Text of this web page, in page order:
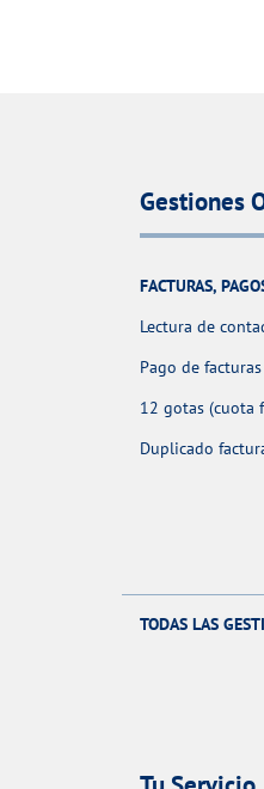
Gestiones
FACTURAS,
Lectura de
Pago de facturas
12 gotas (cuota
Duplicado
TODAS LAS